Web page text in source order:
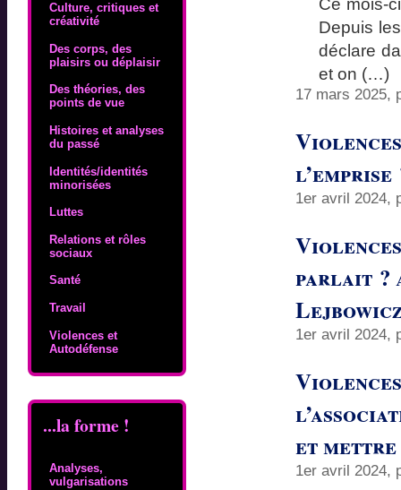
Culture, critiques et
créativité
Des corps, des
plaisirs ou déplaisir
Des théories, des
points de vue
Histoires et analyses
du passé
Identités/identités
minorisées
Luttes
Relations et rôles
sociaux
Santé
Travail
Violences et
Autodéfense
...la forme !
Analyses,
vulgarisations
Depuis
déclare
et on (…)
17 mars 2025,
1er avril 2024,
parlait ?
1er avril 2024,
et mettre
1er avril 2024,